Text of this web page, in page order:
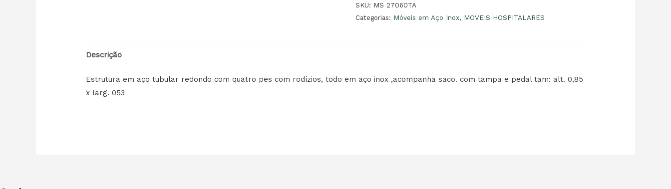
SKU: MS 27060TA
Categorias: Móveis em Aço Inox, MOVEIS HOSPITALARES
Descrição
Estrutura em aço tubular redondo com quatro pes com rodízios, todo em aço inox ,acompanha saco. com tampa e pedal tam: alt. 0,85
x larg. 053